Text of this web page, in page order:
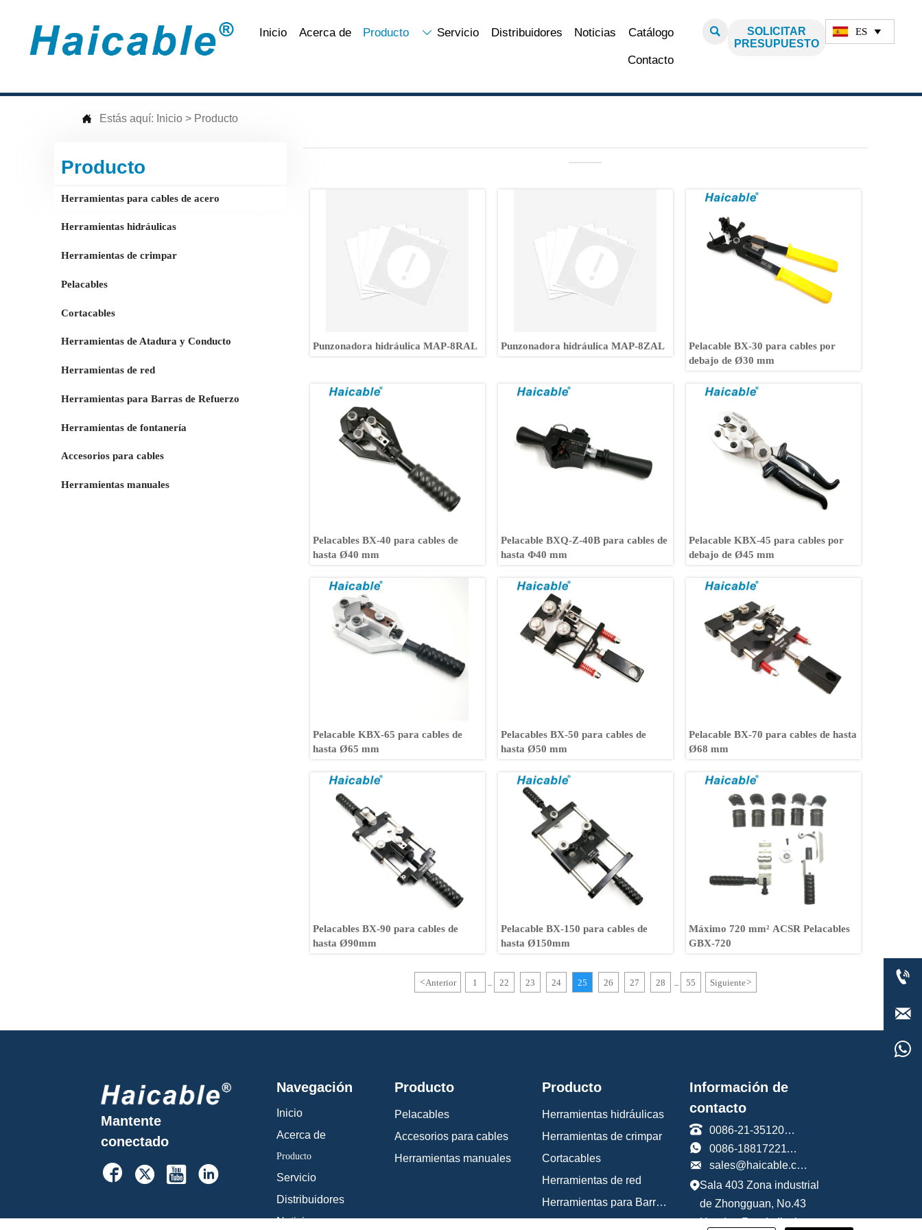
Inicio Acerca de Producto  Servicio Distribuidores Noticias Catálogo
Contacto

SOLICITAR
PRESUPUESTO
ES 
 Estás aquí: Inicio > Producto
Producto
Herramientas para cables de acero
Herramientas hidráulicas
Herramientas de crimpar
Pelacables
Cortacables
Herramientas de Atadura y Conducto
Herramientas de red
Herramientas para Barras de Refuerzo
Herramientas de fontanería
Accesorios para cables
Herramientas manuales
———
Punzonadora hidráulica MAP-8RAL Punzonadora hidráulica MAP-8ZAL
Pelacable BX-30 para cables por
debajo de Ø30 mm
Pelacables BX-40 para cables de
hasta Ø40 mm
Pelacable BXQ-Z-40B para cables de
hasta Φ40 mm
Pelacable KBX-45 para cables por
debajo de Ø45 mm
Pelacable KBX-65 para cables de
hasta Ø65 mm
Pelacables BX-50 para cables de
hasta Ø50 mm
Pelacable BX-70 para cables de hasta
Ø68 mm
Pelacables BX-90 para cables de
hasta Ø90mm
Pelacable BX-150 para cables de
hasta Ø150mm
Máximo 720 mm² ACSR Pelacables
GBX-720
<Anterior 1 ... 22 23 24 25 26 27 28 ... 55 Siguiente>
Mantente
conectado
   
Navegación
Inicio
Acerca de
Producto
Servicio
Distribuidores
Noticias
Producto
Pelacables
Accesorios para cables
Herramientas manuales
Producto
Herramientas hidráulicas
Herramientas de crimpar
Cortacables
Herramientas de red
Herramientas para Barras de Refuerzo
Información de
contacto
 0086-21-35120588
 0086-18817221191
 sales@haicable.com
Sala 403 Zona industrial
de Zhongguan, No.43
Handan Road, distrito


